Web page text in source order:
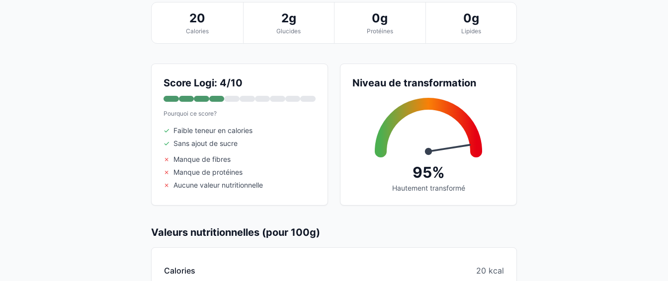
20
Calories
2g
Glucides
0g
Protéines
0g
Lipides
Score Logi: 4/10
Pourquoi ce score?
✓ Faible teneur en calories
✓ Sans ajout de sucre
✗
Manque de fibres
✗
Manque de protéines
✗
Aucune valeur nutritionnelle
Niveau de transformation
95%
Hautement transformé
Valeurs nutritionnelles (pour 100g)
Calories 20 kcal